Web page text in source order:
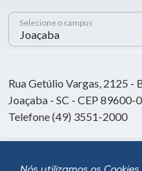
Selecione o campus
Rua Getúlio Vargas, 2125 -
Joaçaba - SC - CEP 89600-
Telefone (49) 3551-2000
Siga a Unoesc